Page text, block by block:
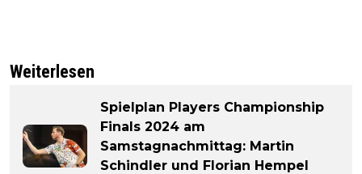
Weiterlesen
Spielplan Players Championship
Finals 2024 am
Samstagnachmittag: Martin
Schindler und Florian Hempel